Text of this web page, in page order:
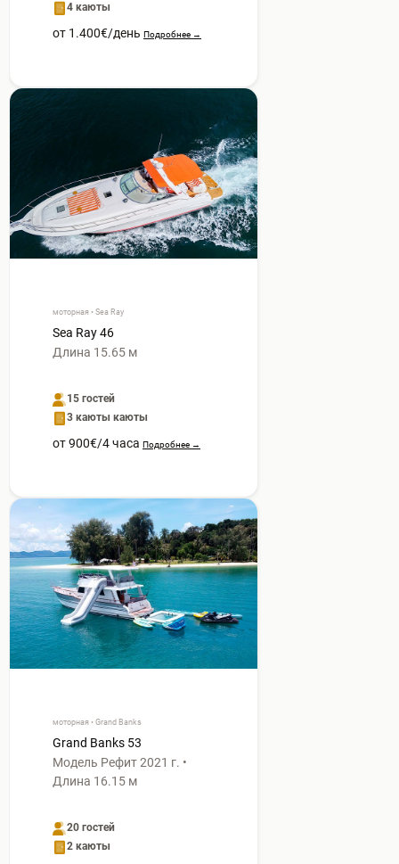
4 каюты
от 1.400€/день Подробнее →
моторная • Sea Ray
Sea Ray 46
Длина 15.65 м
15 гостей
3 каюты каюты
от 900€/4 часа Подробнее →
моторная • Grand Banks
Grand Banks 53
Модель Рефит 2021 г. •
Длина 16.15 м
20 гостей
2 каюты